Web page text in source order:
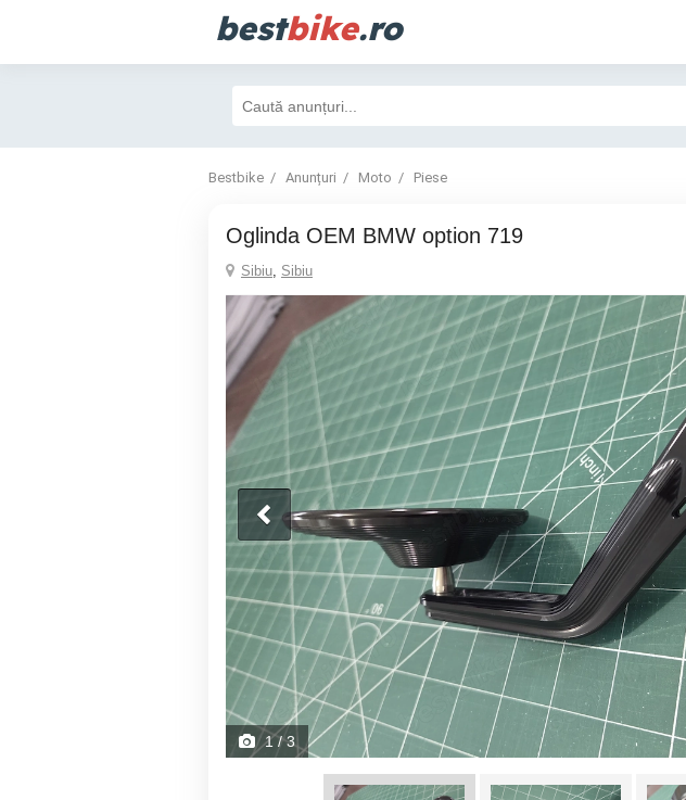
bestbike.ro
Bestbike Anunțuri Moto Piese
Oglinda OEM BMW option 719
Sibiu, Sibiu
1/ 3